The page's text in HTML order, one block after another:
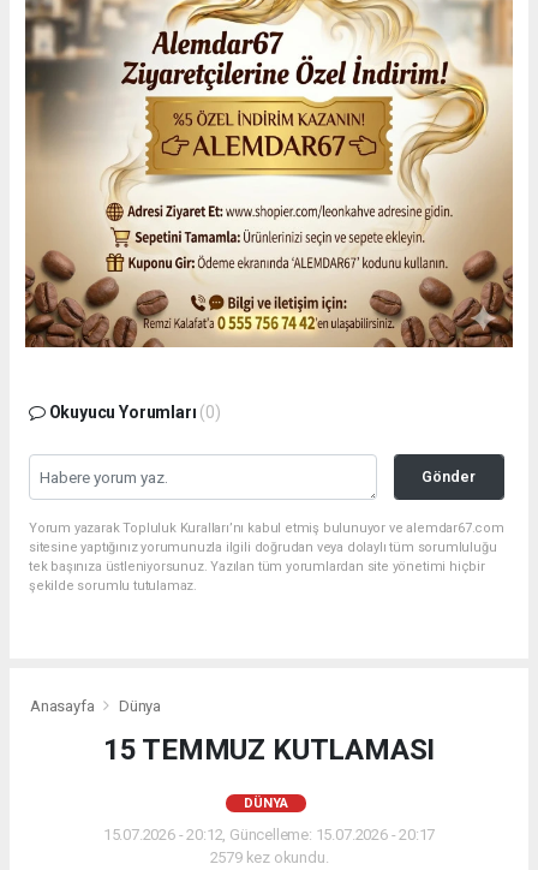
Okuyucu Yorumları (0)
Gönder
Yorum yazarak Topluluk Kuralları’nı kabul etmiş bulunuyor ve alemdar67.com
sitesine yaptığınız yorumunuzla ilgili doğrudan veya dolaylı tüm sorumluluğu
tek başınıza üstleniyorsunuz. Yazılan tüm yorumlardan site yönetimi hiçbir
şekilde sorumlu tutulamaz.
Anasayfa Dünya
15 TEMMUZ KUTLAMASI
DÜNYA
15.07.2026 - 20:12, Güncelleme: 15.07.2026 - 20:17
2579 kez okundu.